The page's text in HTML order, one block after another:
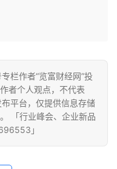
栏作者“览富财经网”投
者个人观点，不代表
平台，仅提供信息存储
「行业峰会、企业新品
」